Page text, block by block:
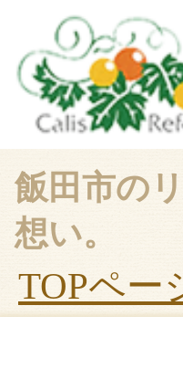
飯田市の
想い。
TOPペー